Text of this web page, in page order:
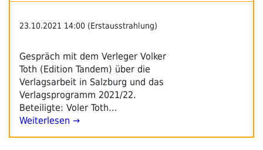
23.10.2021 14:00 (Erstausstrahlung)
Gespräch mit dem Verleger Volker
Toth (Edition Tandem) über die
Verlagsarbeit in Salzburg und das
Verlagsprogramm 2021/22.
Beteiligte: Voler Toth…
Weiterlesen →